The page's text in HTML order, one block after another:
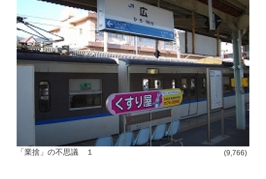
「業捨」の不思議 １ (9,766)